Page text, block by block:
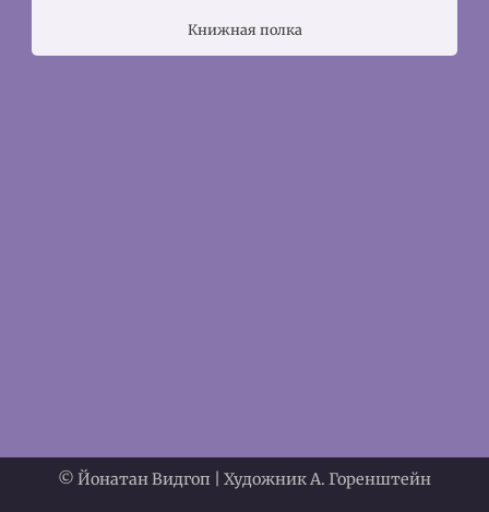
© Йонатан Видгоп | Художник А. Горенштейн
Книжная полка